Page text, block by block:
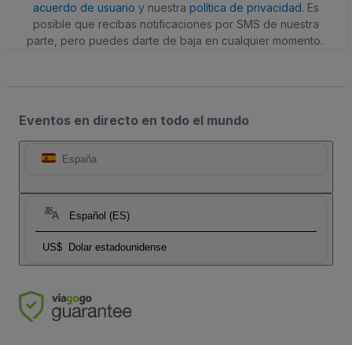
acuerdo de usuario y nuestra política de privacidad. Es
posible que recibas notificaciones por SMS de nuestra
parte, pero puedes darte de baja en cualquier momento.
Eventos en directo en todo el mundo
España
Español (ES)
US$ Dolar estadounidense